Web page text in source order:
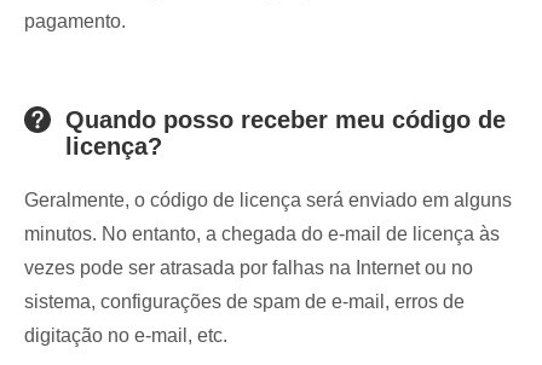
pagamento.
Quando posso receber meu código de
licença?
Geralmente, o código de licença será enviado em alguns
minutos. No entanto, a chegada do e-mail de licença às
vezes pode ser atrasada por falhas na Internet ou no
sistema, configurações de spam de e-mail, erros de
digitação no e-mail, etc.